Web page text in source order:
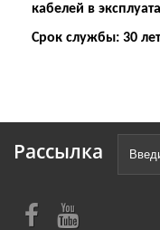
кабелей в
Срок службы: 30 лет
Рассылка